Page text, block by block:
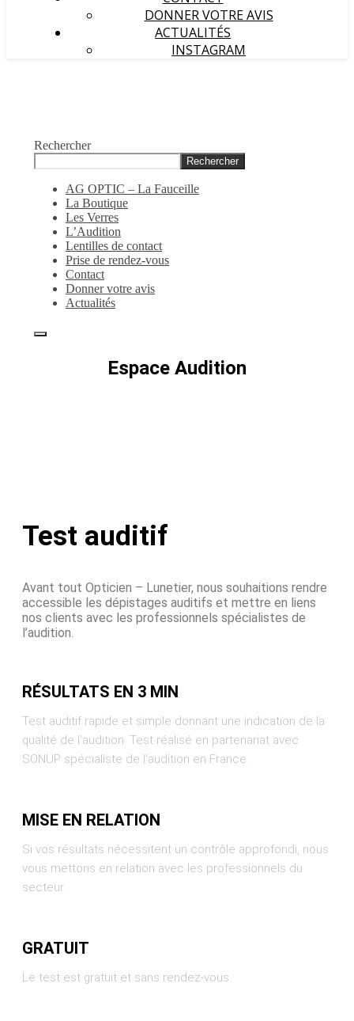
DONNER VOTRE AVIS
ACTUALITÉS
INSTAGRAM
Rechercher
Rechercher
AG OPTIC – La Fauceille
La Boutique
Les Verres
L’Audition
Lentilles de contact
Prise de rendez-vous
Contact
Donner votre avis
Actualités
Espace Audition
Test auditif
Avant tout Opticien – Lunetier, nous souhaitions rendre
accessible les dépistages auditifs et mettre en liens
nos clients avec les professionnels spécialistes de
l’audition.
RÉSULTATS EN 3 MIN
Test auditif rapide et simple donnant une indication de la
qualité de l'audition. Test réalisé en partenariat avec
SONUP spécialiste de l'audition en France.
MISE EN RELATION
Si vos résultats nécessitent un contrôle approfondi, nous
vous mettons en relation avec les professionnels du
secteur.
GRATUIT
Le test est gratuit et sans rendez-vous.